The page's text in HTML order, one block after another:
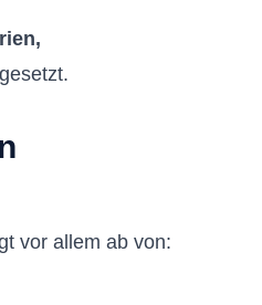
vor allem ab von: